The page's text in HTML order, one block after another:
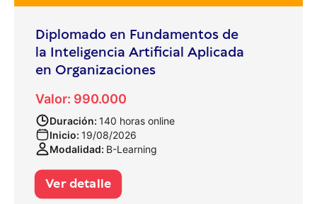
Diplomado en Fundamentos de
la Inteligencia Artificial Aplicada
en Organizaciones
Valor: 990.000
Duración: 140 horas online
Inicio: 19/08/2026
Modalidad: B-Learning
Ver detalle